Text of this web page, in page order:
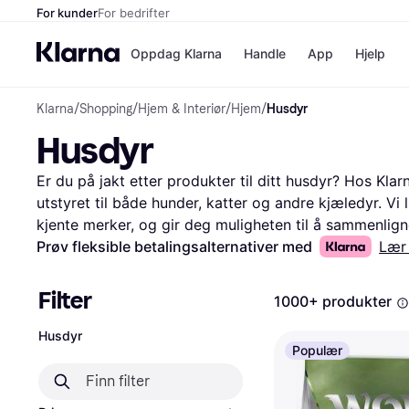
For kunderFor bedrifter
Oppdag Klarna
Betal i 3 deler
Betal innen
Finansiering
Vipps
Handle App Hjelp
Klarna/Shopping/Hjem & Interiør/Hjem/Husdyr
Husdyr
Er du på jakt etter produkter til ditt husdyr? Hos
utstyret til både hunder, katter og andre kjæledyr.
kjente merker, og gir deg muligheten til å
sortere etter kategori, pris eller brukeranmeldelser.
å få en bedre forståelse av produktene. Vi guider
du får mest mulig verdi for pengene dine. Begynn
ditt husdyr!
Prøv fleksible betalingsalternativer med Lær
Filter
Husdyr
1000+ produkter
Populær